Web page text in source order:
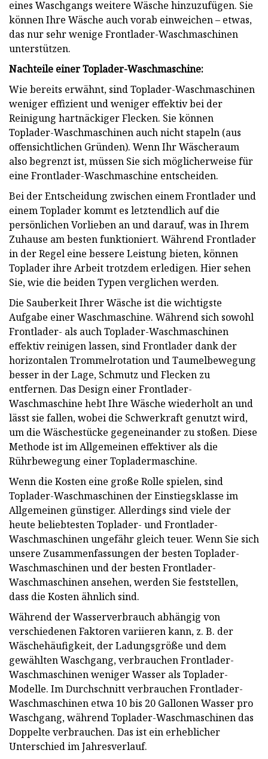
eines Waschgangs weitere Wäsche hinzuzufügen. Sie
können Ihre Wäsche auch vorab einweichen – etwas,
das nur sehr wenige Frontlader-Waschmaschinen
unterstützen.
Nachteile einer Toplader-Waschmaschine:
Wie bereits erwähnt, sind Toplader-Waschmaschinen
weniger effizient und weniger effektiv bei der
Reinigung hartnäckiger Flecken. Sie können
Toplader-Waschmaschinen auch nicht stapeln (aus
offensichtlichen Gründen). Wenn Ihr Wäscheraum
also begrenzt ist, müssen Sie sich möglicherweise für
eine Frontlader-Waschmaschine entscheiden.
Bei der Entscheidung zwischen einem Frontlader und
einem Toplader kommt es letztendlich auf die
persönlichen Vorlieben an und darauf, was in Ihrem
Zuhause am besten funktioniert. Während Frontlader
in der Regel eine bessere Leistung bieten, können
Toplader ihre Arbeit trotzdem erledigen. Hier sehen
Sie, wie die beiden Typen verglichen werden.
Die Sauberkeit Ihrer Wäsche ist die wichtigste
Aufgabe einer Waschmaschine. Während sich sowohl
Frontlader- als auch Toplader-Waschmaschinen
effektiv reinigen lassen, sind Frontlader dank der
horizontalen Trommelrotation und Taumelbewegung
besser in der Lage, Schmutz und Flecken zu
entfernen. Das Design einer Frontlader-
Waschmaschine hebt Ihre Wäsche wiederholt an und
lässt sie fallen, wobei die Schwerkraft genutzt wird,
um die Wäschestücke gegeneinander zu stoßen. Diese
Methode ist im Allgemeinen effektiver als die
Rührbewegung einer Topladermaschine.
Wenn die Kosten eine große Rolle spielen, sind
Toplader-Waschmaschinen der Einstiegsklasse im
Allgemeinen günstiger. Allerdings sind viele der
heute beliebtesten Toplader- und Frontlader-
Waschmaschinen ungefähr gleich teuer. Wenn Sie sich
unsere Zusammenfassungen der besten Toplader-
Waschmaschinen und der besten Frontlader-
Waschmaschinen ansehen, werden Sie feststellen,
dass die Kosten ähnlich sind.
Während der Wasserverbrauch abhängig von
verschiedenen Faktoren variieren kann, z. B. der
Wäschehäufigkeit, der Ladungsgröße und dem
gewählten Waschgang, verbrauchen Frontlader-
Waschmaschinen weniger Wasser als Toplader-
Modelle. Im Durchschnitt verbrauchen Frontlader-
Waschmaschinen etwa 10 bis 20 Gallonen Wasser pro
Waschgang, während Toplader-Waschmaschinen das
Doppelte verbrauchen. Das ist ein erheblicher
Unterschied im Jahresverlauf.